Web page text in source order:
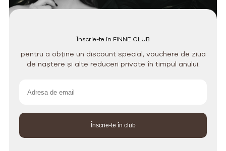
Înscrie-te în FINNE CLUB
pentru a obține un discount special, vouchere de ziua
de naștere și alte reduceri private în timpul anului.